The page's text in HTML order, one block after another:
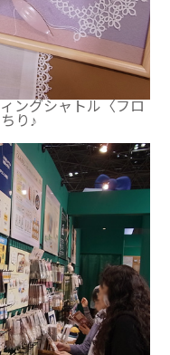
ングシャトル〈フロ
り♪